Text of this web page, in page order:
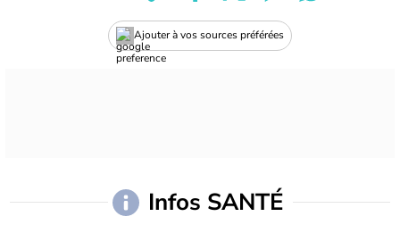
Ajouter à vos sources préférées
Infos SANTÉ